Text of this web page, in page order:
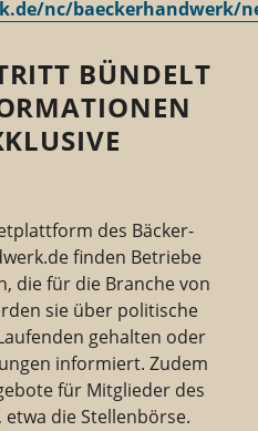
nc/baeckerhandwerk/
BÜNDELT
des Bäcker­
finden Betriebe
die für die Branche von
sie über politische
gehalten oder
informiert. Zudem
für Mitglieder des
die Stellen­börse.